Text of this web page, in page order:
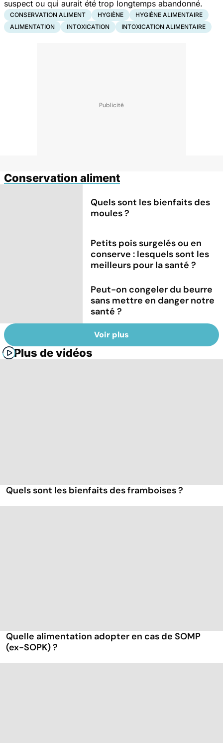
suspect ou qui aurait été trop longtemps abandonné.
CONSERVATION ALIMENT HYGIÈNE
HYGIÈNE ALIMENTAIRE
ALIMENTATION
INTOXICATION INTOXICATION ALIMENTAIRE
Conservation aliment
Quels sont les bienfaits des
moules ?
Petits pois surgelés ou en
conserve : lesquels sont les
meilleurs pour la santé ?
Peut-on congeler du beurre
sans mettre en danger notre
santé ?
Voir plus
Plus de vidéos
Quels sont les bienfaits des framboises ?
Quelle alimentation adopter en cas de SOMP
(ex-SOPK) ?